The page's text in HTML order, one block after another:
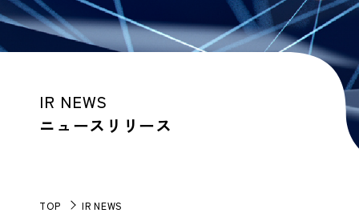
IR NEWS
ニュースリリース
TOP IR NEWS